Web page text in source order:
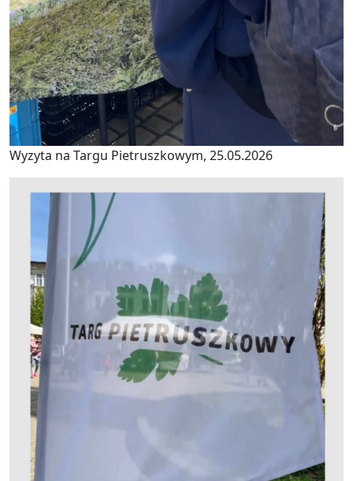
Wyzyta na Targu Pietruszkowym, 25.05.2026